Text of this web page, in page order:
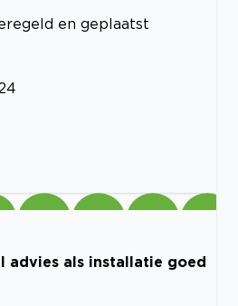
en geplaatst
advies als installatie goed